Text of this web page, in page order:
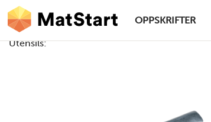
Hopp til hovedinnhold
hovednavigasjonsskrivebordsversjon
OPPSKRIFTER
Utensils: